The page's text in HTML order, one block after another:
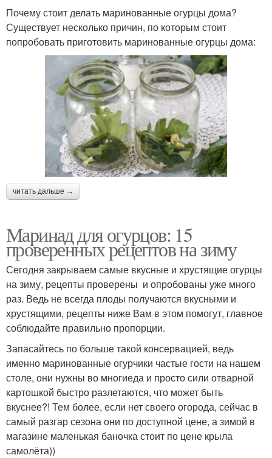
Почему стоит делать маринованные огурцы дома?
Существует несколько причин, по которым стоит
попробовать приготовить маринованные огурцы дома:
читать дальше →
Маринад для огурцов: 15
проверенных рецептов на зиму
Сегодня закрываем самые вкусные и хрустящие огурцы
на зиму, рецепты проверены и опробованы уже много
раз. Ведь не всегда плоды получаются вкусными и
хрустящими, рецепты ниже Вам в этом помогут, главное
соблюдайте правильно пропорции.
Запасайтесь по больше такой консервацией, ведь
именно маринованные огурчики частые гости на нашем
столе, они нужны во многиеда и просто сили отварной
картошкой быстро разлетаются, что может быть
вкуснее?! Тем более, если нет своего огорода, сейчас в
самый разгар сезона они по доступной цене, а зимой в
магазине маленькая баночка стоит по цене крыла
самолёта))